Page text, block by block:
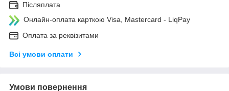
Післяплата
Онлайн-оплата карткою Visa, Mastercard - LiqPay
Оплата за реквізитами
Всі умови оплати
Умови повернення